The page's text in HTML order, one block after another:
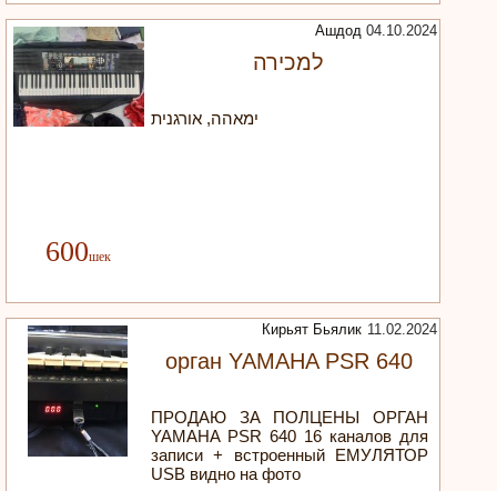
למכירה
ימאהה, אורגנית
600
Ашдод 04.10.2024
орган YAMAHA PSR 640
ПРОДАЮ ЗА ПОЛЦЕНЫ ОРГАН
YAMAHA PSR 640 16 каналов для
записи + встроенный ЕМУЛЯТОР
USB видно на фото
Кирьят Бьялик 11.02.2024